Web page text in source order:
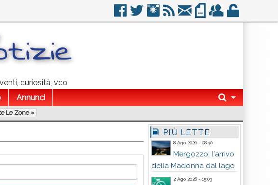
curiosità, vco
Annunci
Le Zone »
PIÙ LETTE
8 Ago 2026 - 08:30
Mergozzo: l'arrivo
della Madonna dal lago
2 Ago 2026 - 15:03